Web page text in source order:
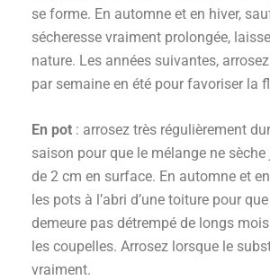
se forme. En automne et en hiver,
sécheresse vraiment prolongée,
nature. Les années suivantes,
par semaine en été pour favoriser la
En pot : arrosez très régulièrement
saison pour que le mélange ne
de 2 cm en surface. En automne et
les pots à l’abri d’une toiture pour
demeure pas détrempé de longs
les coupelles. Arrosez lorsque le
vraiment.